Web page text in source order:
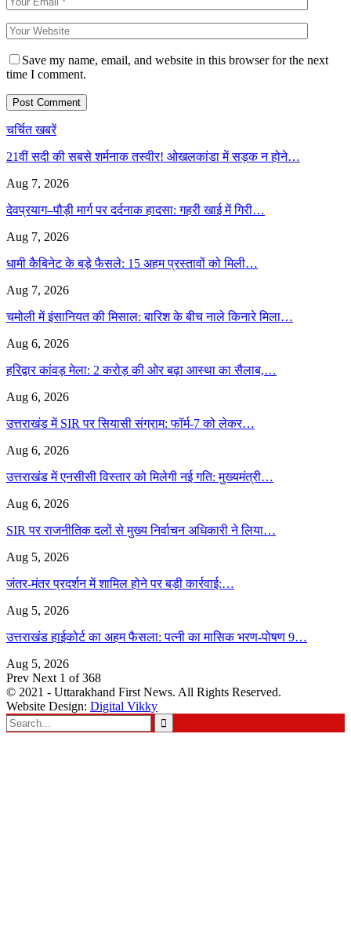
Save my name, email, and website in this browser for the next
time I comment.
चर्चित खबरें
21वीं सदी की सबसे शर्मनाक तस्वीर! ओखलकांडा में सड़क न होने…
Aug 7, 2026
देवप्रयाग–पौड़ी मार्ग पर दर्दनाक हादसा: गहरी खाई में गिरी…
Aug 7, 2026
धामी कैबिनेट के बड़े फैसले: 15 अहम प्रस्तावों को मिली…
Aug 7, 2026
चमोली में इंसानियत की मिसाल: बारिश के बीच नाले किनारे मिला…
Aug 6, 2026
हरिद्वार कांवड़ मेला: 2 करोड़ की ओर बढ़ा आस्था का सैलाब,…
Aug 6, 2026
उत्तराखंड में SIR पर सियासी संग्राम: फॉर्म-7 को लेकर…
Aug 6, 2026
उत्तराखंड में एनसीसी विस्तार को मिलेगी नई गति: मुख्यमंत्री…
Aug 6, 2026
SIR पर राजनीतिक दलों से मुख्य निर्वाचन अधिकारी ने लिया…
Aug 5, 2026
जंतर-मंतर प्रदर्शन में शामिल होने पर बड़ी कार्रवाई:…
Aug 5, 2026
उत्तराखंड हाईकोर्ट का अहम फैसला: पत्नी का मासिक भरण-पोषण 9…
Aug 5, 2026
Prev Next 1 of 368
© 2021 - Uttarakhand First News. All Rights Reserved.
Website Design: Digital Vikky